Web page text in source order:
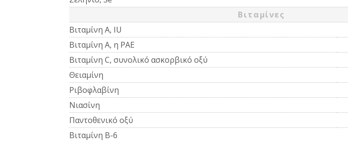
Βιταμίνες
Βιταμίνη Α, IU
Βιταμίνη Α, η ΡΑΕ
Βιταμίνη C, συνολικό ασκορβικό οξύ
Θειαμίνη
Ριβοφλαβίνη
Νιασίνη
Παντοθενικό οξύ
Βιταμίνη Β-6